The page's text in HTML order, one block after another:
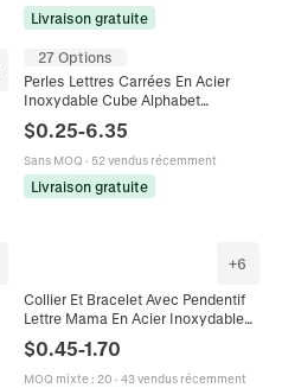
Livraison gratuite
27 Options
Perles Lettres Carrées En Acier
Inoxydable Cube Alphabet
Bracelet Collier Rétro
$0.25-6.35
Sans MOQ · 52 vendus récemment
Livraison gratuite
+6
Collier Et Bracelet Avec Pendentif
Lettre Mama En Acier Inoxydable
Écriture Manuscrite Cœur Cadeau
Fête Des Mères Bijoux Pour
Femmes
$0.45-1.70
MOQ mixte: 20 · 43 vendus récemment